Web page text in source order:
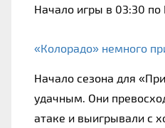
Начало игры в 03:30 по
«Колорадо» немного
Начало сезона для
удачным. Они
атаке и выигрывали с